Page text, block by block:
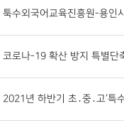
툭수외국어교육진흥원-용인
코로나-19 확산 방지 특별단
2021년 하반기 초․중․고‘특